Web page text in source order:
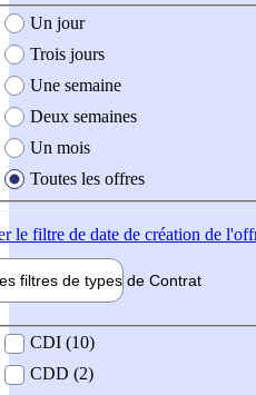
création de l'offre
Un jour
Trois jours
Une semaine
Deux semaines
Un mois
Toutes les offres
le filtre de date de création de
filtres de types de Contrat
contrat
CDI (10)
CDD (2)